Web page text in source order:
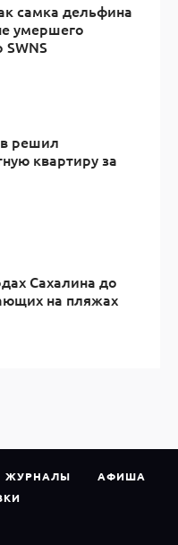
самка дельфина
умершего
решил
квартиру за
Сахалина до
на пляжах
ЖУРНАЛЫ
АФИША